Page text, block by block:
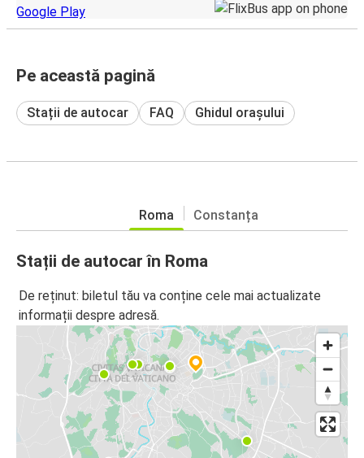
Pe această pagină
Stații de autocar FAQ Ghidul orașului
Roma Constanța
Stații de autocar în Roma
De reținut: biletul tău va conține cele mai actualizate
informații despre adresă.